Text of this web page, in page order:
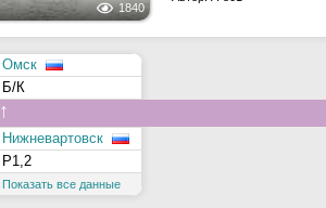
1840
Омск
Б/К
↑
Нижневартовск
Р1,2
Показать все данные